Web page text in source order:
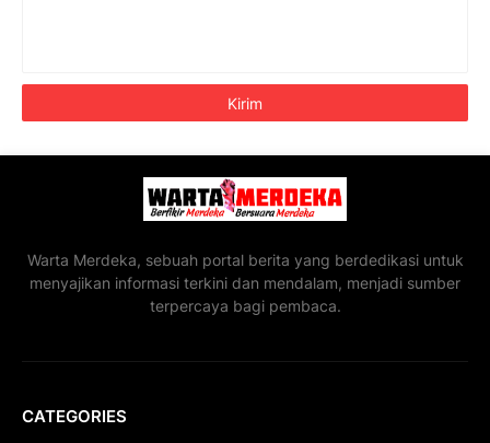
Warta Merdeka, sebuah portal berita yang berdedikasi untuk
menyajikan informasi terkini dan mendalam, menjadi sumber
terpercaya bagi pembaca.
CATEGORIES